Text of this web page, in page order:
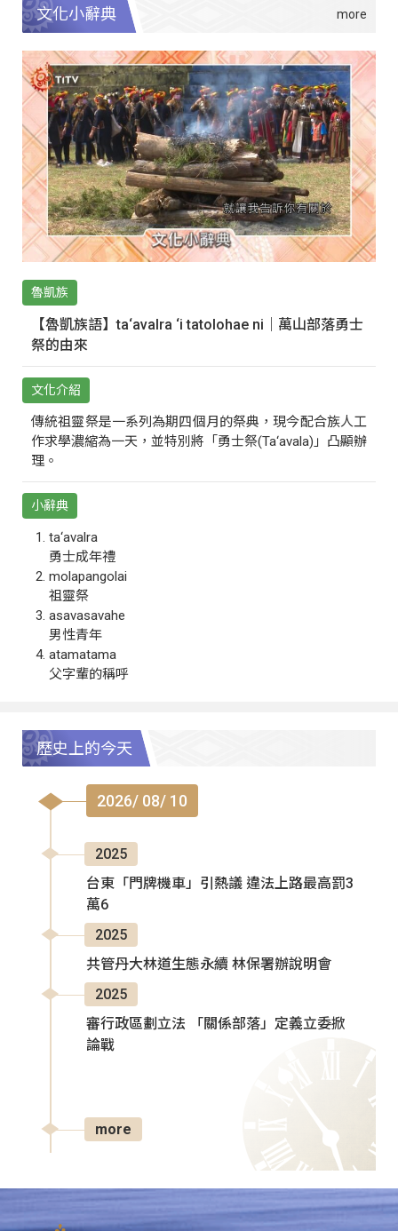
文化小辭典
魯凱族
【魯凱族語】ta‘avalra ‘i tatolohae ni｜萬山部落勇士
祭的由來
文化介紹
傳統祖靈祭是一系列為期四個月的祭典，現今配合族人工
作求學濃縮為一天，並特別將「勇士祭(Ta‘avala)」凸顯辦
理。
小辭典
ta‘avalra
勇士成年禮
molapangolai
祖靈祭
asavasavahe
男性青年
atamatama
父字輩的稱呼
歷史上的今天
2026/ 08/ 10
2025
台東「門牌機車」引熱議 違法上路最高罰3
萬6
2025
共管丹大林道生態永續 林保署辦說明會
2025
審行政區劃立法 「關係部落」定義立委掀
論戰
more